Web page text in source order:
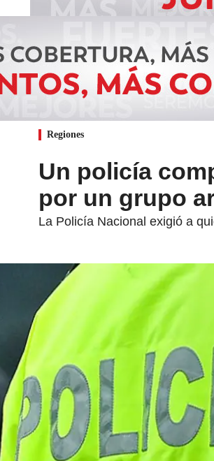
Regiones
Un policía
por un grupo
La Policía Nacional exigió a